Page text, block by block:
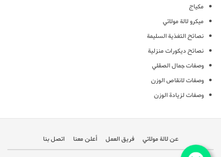
مكياج
ميكرو لالة مولاتي
نصائح التغذية السليمة
نصائح ديكورات منزلية
وصفات جمال الصقلي
وصفات لانقاص الوزن
وصفات لزيادة الوزن
عن لالة مولاتي فريق العمل أعلن معنا اتصل بنا